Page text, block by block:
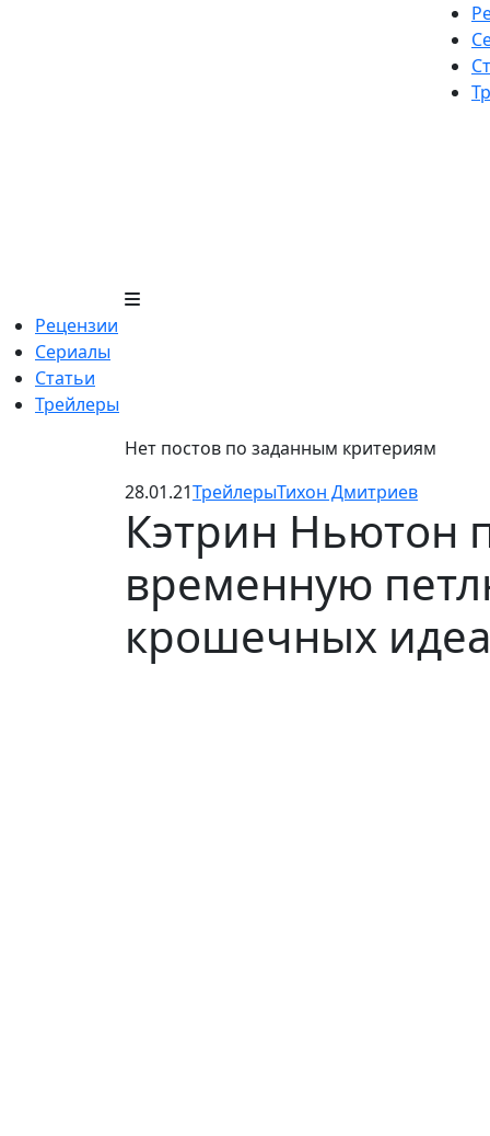
Рецензии
Сериалы
Статьи
Трейлеры
Нет постов по заданным критериям
28.01.21ТрейлерыТихон Дмитриев
Кэтрин Ньютон
временную
крошечных